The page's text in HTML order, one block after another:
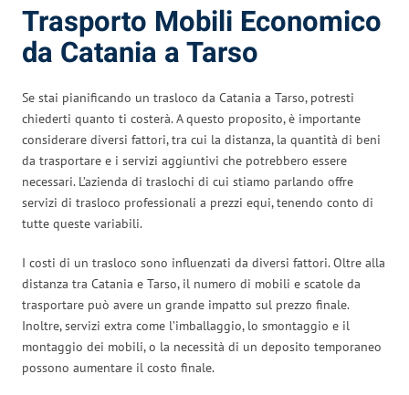
Trasporto Mobili Economico
da Catania a Tarso
Se stai pianificando un trasloco da Catania a Tarso, potresti
chiederti quanto ti costerà. A questo proposito, è importante
considerare diversi fattori, tra cui la distanza, la quantità di beni
da trasportare e i servizi aggiuntivi che potrebbero essere
necessari. L’azienda di traslochi di cui stiamo parlando offre
servizi di trasloco professionali a prezzi equi, tenendo conto di
tutte queste variabili.
I costi di un trasloco sono influenzati da diversi fattori. Oltre alla
distanza tra Catania e Tarso, il numero di mobili e scatole da
trasportare può avere un grande impatto sul prezzo finale.
Inoltre, servizi extra come l’imballaggio, lo smontaggio e il
montaggio dei mobili, o la necessità di un deposito temporaneo
possono aumentare il costo finale.